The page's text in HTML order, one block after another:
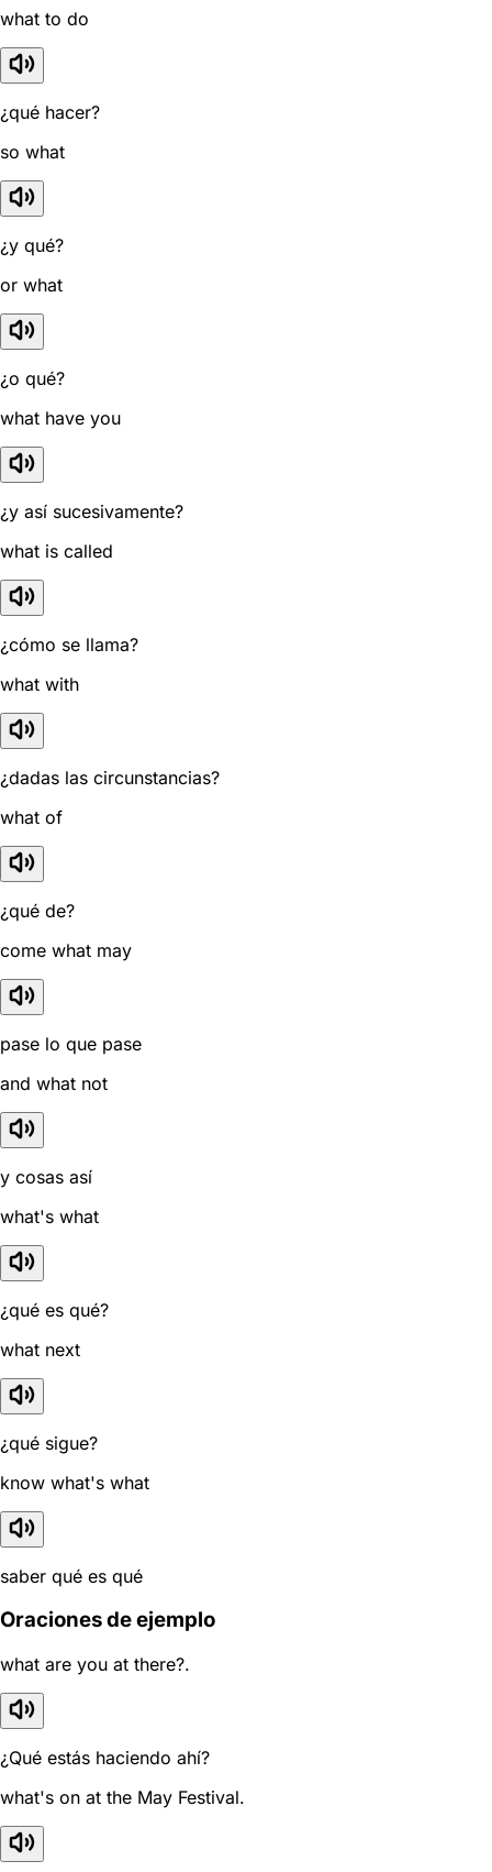
what to do
¿qué hacer?
so what
¿y qué?
or what
¿o qué?
what have you
¿y así sucesivamente?
what is called
¿cómo se llama?
what with
¿dadas las circunstancias?
what of
¿qué de?
come what may
pase lo que pase
and what not
y cosas así
what's what
¿qué es qué?
what next
¿qué sigue?
know what's what
saber qué es qué
Oraciones de ejemplo
what are you at there?.
¿Qué estás haciendo ahí?
what's on at the May Festival.